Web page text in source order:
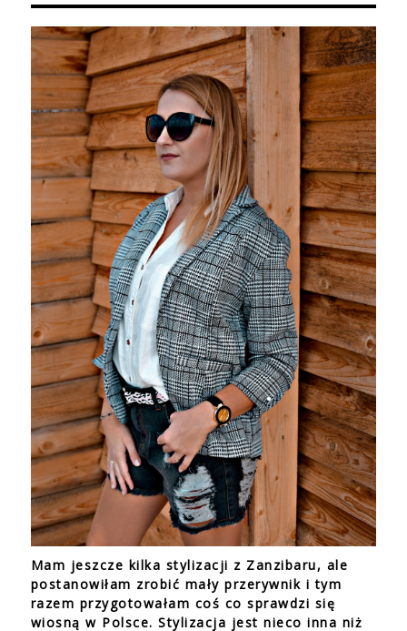
Mam jeszcze kilka stylizacji z Zanzibaru, ale
postanowiłam zrobić mały przerywnik i tym
razem przygotowałam coś co sprawdzi się
wiosną w Polsce. Stylizacja jest nieco inna niż